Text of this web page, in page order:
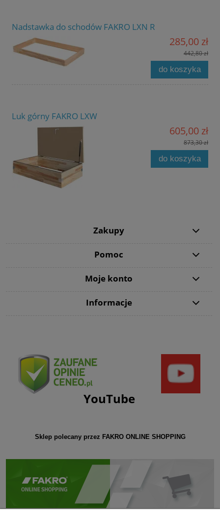
Nadstawka do schodów FAKRO LXN R
285,00 zł
442,80 zł
do koszyka
Luk górny FAKRO LXW
605,00 zł
873,30 zł
do koszyka
Zakupy
Pomoc
Moje konto
Informacje
YouTube
Sklep polecany przez FAKRO ONLINE SHOPPING